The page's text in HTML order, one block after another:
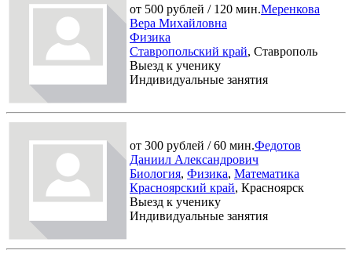
от 500 рублей / 120 мин.Меренкова
Вера Михайловна
Физика
Ставропольский край, Ставрополь
Выезд к ученику
Индивидуальные занятия
от 300 рублей / 60 мин.Федотов
Даниил Александрович
Биология, Физика, Математика
Красноярский край, Красноярск
Выезд к ученику
Индивидуальные занятия